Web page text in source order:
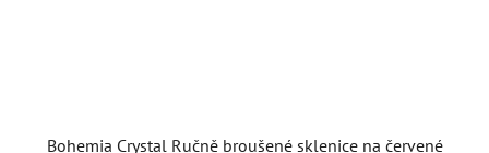
Bohemia Crystal Ručně broušené sklenice na červené